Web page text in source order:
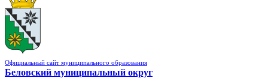
Официальный сайт муниципального образования
Беловский муниципальный округ